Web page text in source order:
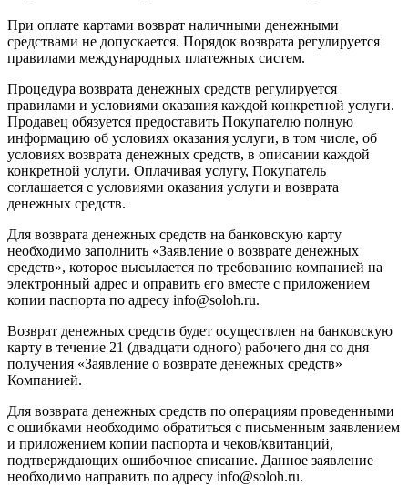
Социальные сети
При оплате картами возврат наличными денежными
средствами не допускается. Порядок возврата регулируется
правилами международных платежных систем.
Процедура возврата денежных средств регулируется
правилами и условиями оказания каждой конкретной услуги.
Продавец обязуется предоставить Покупателю полную
информацию об условиях оказания услуги, в том числе, об
условиях возврата денежных средств, в описании каждой
конкретной услуги. Оплачивая услугу, Покупатель
соглашается с условиями оказания услуги и возврата
денежных средств.
Для возврата денежных средств на банковскую карту
необходимо заполнить «Заявление о возврате денежных
средств», которое высылается по требованию компанией на
электронный адрес и оправить его вместе с приложением
копии паспорта по адресу info@soloh.ru.
Возврат денежных средств будет осуществлен на банковскую
карту в течение 21 (двадцати одного) рабочего дня со дня
получения «Заявление о возврате денежных средств»
Компанией.
Для возврата денежных средств по операциям проведенными
с ошибками необходимо обратиться с письменным заявлением
и приложением копии паспорта и чеков/квитанций,
подтверждающих ошибочное списание. Данное заявление
необходимо направить по адресу info@soloh.ru.